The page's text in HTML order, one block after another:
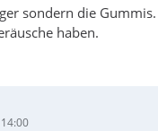
sondern die
haben.